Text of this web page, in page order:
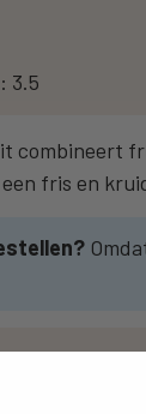
3.5
combineert
fris en